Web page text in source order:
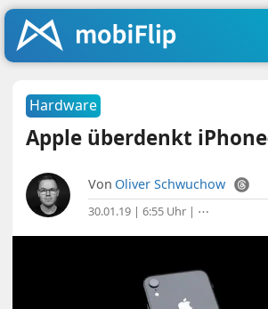
Hardware
Apple überdenkt
Von Oliver Schwuchow
30.01.19 | 6:55 Uhr | ⋯